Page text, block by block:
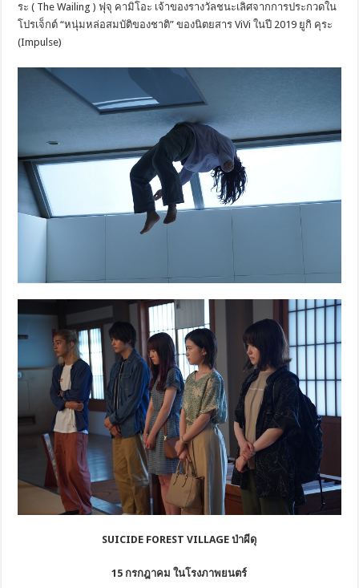
ระ ( The Wailing ) ฟุจุ คามิโอะ เจ้าของรางวัลชนะเลิศจากการประกวดใน
โปรเจ็กต์ “หนุ่มหล่อสมบัติของชาติ” ของนิตยสาร ViVi ในปี 2019 ยูกิ คุระ
(Impulse)
SUICIDE FOREST VILLAGE ป่าผีดุ
15 กรกฎาคม ในโรงภาพยนตร์